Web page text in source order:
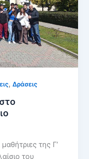
,Δράσεις
της Γ’
του